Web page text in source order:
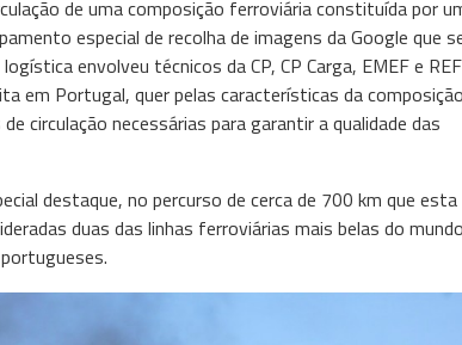
de uma composição ferroviária constituída por
especial de recolha de imagens da Google que
envolveu técnicos da CP, CP Carga, EMEF e
em Portugal, quer pelas características da composição
circulação necessárias para garantir a qualidade das
destaque, no percurso de cerca de 700 km que esta
duas das linhas ferroviárias mais belas do